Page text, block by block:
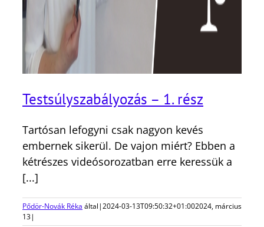
Testsúlyszabályozás – 1. rész
Tartósan lefogyni csak nagyon kevés
embernek sikerül. De vajon miért? Ebben a
kétrészes videósorozatban erre keressük a
[...]
Pődör-Novák Réka által|2024-03-13T09:50:32+01:002024, március
13|